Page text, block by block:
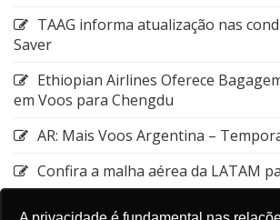
TAAG informa atualização nas
Saver
Ethiopian Airlines Oferece
em Voos para Chengdu
AR: Mais Voos Argentina –
Confira a malha aérea da LATAM
Emirates: Alteração do local de